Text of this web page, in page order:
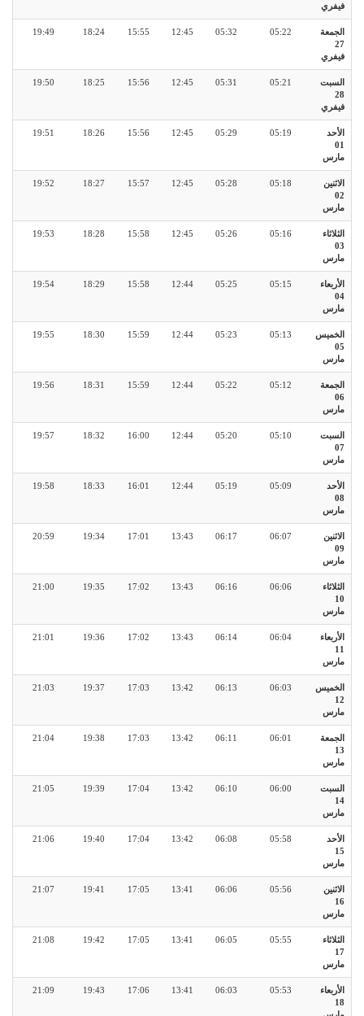
فيفري
الجمعة
27
فيفري
05:22
05:32
12:45
15:55
18:24
19:49
السبت
28
فيفري
05:21
05:31
12:45
15:56
18:25
19:50
الأحد
01
مارس
05:19
05:29
12:45
15:56
18:26
19:51
الاثنين
02
مارس
05:18
05:28
12:45
15:57
18:27
19:52
الثلاثاء
03
مارس
05:16
05:26
12:45
15:58
18:28
19:53
الأربعاء
04
مارس
05:15
05:25
12:44
15:58
18:29
19:54
الخميس
05
مارس
05:13
05:23
12:44
15:59
18:30
19:55
الجمعة
06
مارس
05:12
05:22
12:44
15:59
18:31
19:56
السبت
07
مارس
05:10
05:20
12:44
16:00
18:32
19:57
الأحد
08
مارس
05:09
05:19
12:44
16:01
18:33
19:58
الاثنين
09
مارس
06:07
06:17
13:43
17:01
19:34
20:59
الثلاثاء
10
مارس
06:06
06:16
13:43
17:02
19:35
21:00
الأربعاء
11
مارس
06:04
06:14
13:43
17:02
19:36
21:01
الخميس
12
مارس
06:03
06:13
13:42
17:03
19:37
21:03
الجمعة
13
مارس
06:01
06:11
13:42
17:03
19:38
21:04
السبت
14
مارس
06:00
06:10
13:42
17:04
19:39
21:05
الأحد
15
مارس
05:58
06:08
13:42
17:04
19:40
21:06
الاثنين
16
مارس
05:56
06:06
13:41
17:05
19:41
21:07
الثلاثاء
17
مارس
05:55
06:05
13:41
17:05
19:42
21:08
الأربعاء
18
05:53
06:03
13:41
17:06
19:43
21:09